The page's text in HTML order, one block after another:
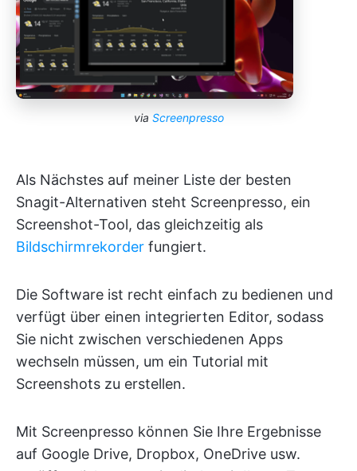
via Screenpresso
Als Nächstes auf meiner Liste der besten
Snagit-Alternativen steht Screenpresso, ein
Screenshot-Tool, das gleichzeitig als
Bildschirmrekorder fungiert.
Die Software ist recht einfach zu bedienen und
verfügt über einen integrierten Editor, sodass
Sie nicht zwischen verschiedenen Apps
wechseln müssen, um ein Tutorial mit
Screenshots zu erstellen.
Mit Screenpresso können Sie Ihre Ergebnisse
auf Google Drive, Dropbox, OneDrive usw.